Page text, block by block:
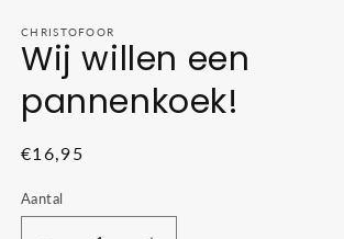
CHRISTOFOOR
Wij willen een
pannenkoek!
Normale
€16,95
Aantal